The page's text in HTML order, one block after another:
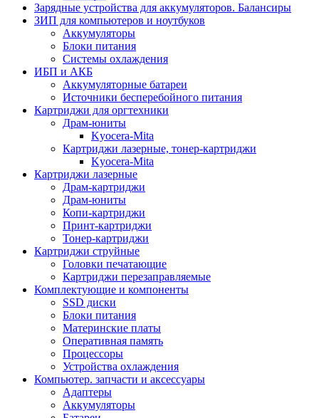
Зарядные устройства для аккумуляторов. Балансиры
ЗИП для компьютеров и ноутбуков
Аккумуляторы
Блоки питания
Системы охлаждения
ИБП и АКБ
Аккумуляторные батареи
Источники бесперебойного питания
Картриджи для оргтехники
Драм-юниты
Kyocera-Mita
Картриджи лазерные, тонер-картриджи
Kyocera-Mita
Картриджи лазерные
Драм-картриджи
Драм-юниты
Копи-картриджи
Принт-картриджи
Тонер-картриджи
Картриджи струйные
Головки печатающие
Картриджи перезаправляемые
Комплектующие и компоненты
SSD диски
Блоки питания
Материнские платы
Оперативная память
Процессоры
Устройства охлаждения
Компьютер. запчасти и аксессуары
Адаптеры
Аккумуляторы